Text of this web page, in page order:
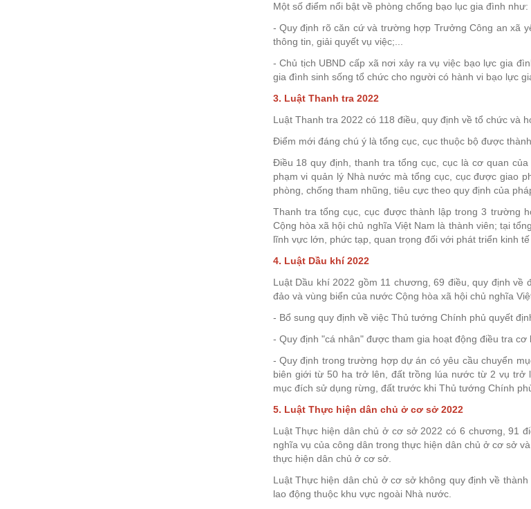
Một số điểm nổi bật về phòng chống bạo lục gia đình như:
- Quy định rõ căn cứ và trường hợp Trưởng Công an xã
thông tin, giải quyết vụ việc;...
- Chủ tịch UBND cấp xã nơi xảy ra vụ việc bạo lực gia
gia đình sinh sống tổ chức cho người có hành vi bạo lực
3. Luật Thanh tra 2022
Luật Thanh tra 2022 có 118 điều, quy định về tổ chức và
Điểm mới đáng chú ý là tổng cục, cục thuộc bộ được
Điều 18 quy định, thanh tra tổng cục, cục là cơ quan
phạm vi quản lý Nhà nước mà tổng cục, cục được giao
phòng, chống tham nhũng, tiêu cực theo quy định của
Thanh tra tổng cục, cục được thành lập trong 3 trường
Cộng hòa xã hội chủ nghĩa Việt Nam là thành viên; tại
lĩnh vực lớn, phức tạp, quan trọng đối với phát triển kinh
4. Luật Dầu khí 2022
Luật Dầu khí 2022 gồm 11 chương, 69 điều, quy định
đảo và vùng biển của nước Cộng hòa xã hội chủ nghĩa
- Bổ sung quy định về việc Thủ tướng Chính phủ quyết
- Quy định "cá nhân" được tham gia hoạt động điều tra cơ
- Quy định trong trường hợp dự án có yêu cầu chuyển
biên giới từ 50 ha trở lên, đất trồng lúa nước từ 2 vụ trở
mục đích sử dụng rừng, đất trước khi Thủ tướng Chính
5. Luật Thực hiện dân chủ ở cơ sở 2022
Luật Thực hiện dân chủ ở cơ sở 2022 có 6 chương, 91
nghĩa vụ của công dân trong thực hiện dân chủ ở cơ sở
thực hiện dân chủ ở cơ sở.
Luật Thực hiện dân chủ ở cơ sở không quy định về
lao động thuộc khu vực ngoài Nhà nước.